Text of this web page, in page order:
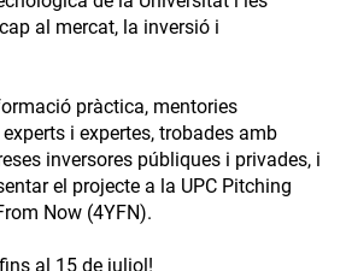
al mercat, la inversió i
pràctica, mentories
i expertes, trobades amb
inversores públiques i privades, i
el projecte a la UPC Pitching
Now (4YFN).
al 15 de juliol!